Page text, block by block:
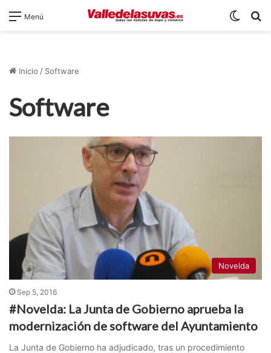
Menú
Inicio / Software
Software
Novelda
Sep 5, 2016
#Novelda: La Junta de Gobierno aprueba la
modernización de software del Ayuntamiento
La Junta de Gobierno ha adjudicado, tras un procedimiento